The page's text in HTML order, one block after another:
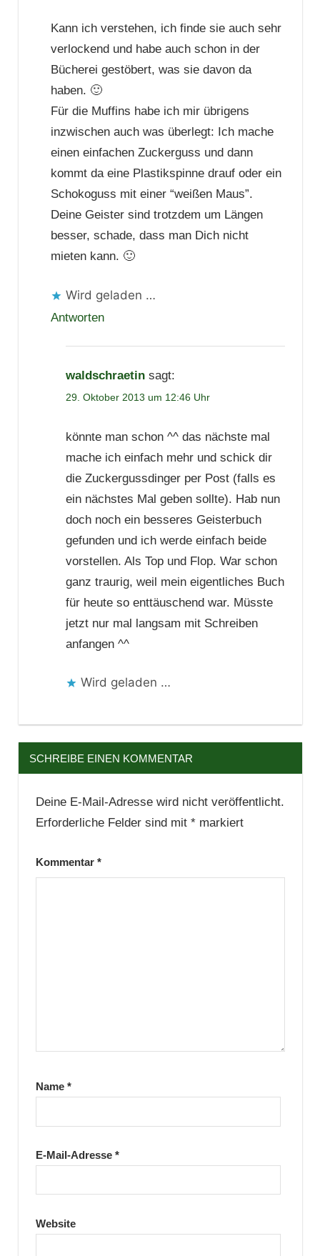
Kann ich verstehen, ich finde sie auch sehr
verlockend und habe auch schon in der
Bücherei gestöbert, was sie davon da
haben. 🙂
Für die Muffins habe ich mir übrigens
inzwischen auch was überlegt: Ich mache
einen einfachen Zuckerguss und dann
kommt da eine Plastikspinne drauf oder ein
Schokoguss mit einer “weißen Maus”.
Deine Geister sind trotzdem um Längen
besser, schade, dass man Dich nicht
mieten kann. 🙂
Wird geladen …
Antworten
waldschraetin sagt:
29. Oktober 2013 um 12:46 Uhr
könnte man schon ^^ das nächste mal
mache ich einfach mehr und schick dir
die Zuckergussdinger per Post (falls es
ein nächstes Mal geben sollte). Hab nun
doch noch ein besseres Geisterbuch
gefunden und ich werde einfach beide
vorstellen. Als Top und Flop. War schon
ganz traurig, weil mein eigentliches Buch
für heute so enttäuschend war. Müsste
jetzt nur mal langsam mit Schreiben
anfangen ^^
Wird geladen …
SCHREIBE EINEN KOMMENTAR
Deine E-Mail-Adresse wird nicht veröffentlicht.
Erforderliche Felder sind mit *markiert
Kommentar *
Name *
E-Mail-Adresse *
Website